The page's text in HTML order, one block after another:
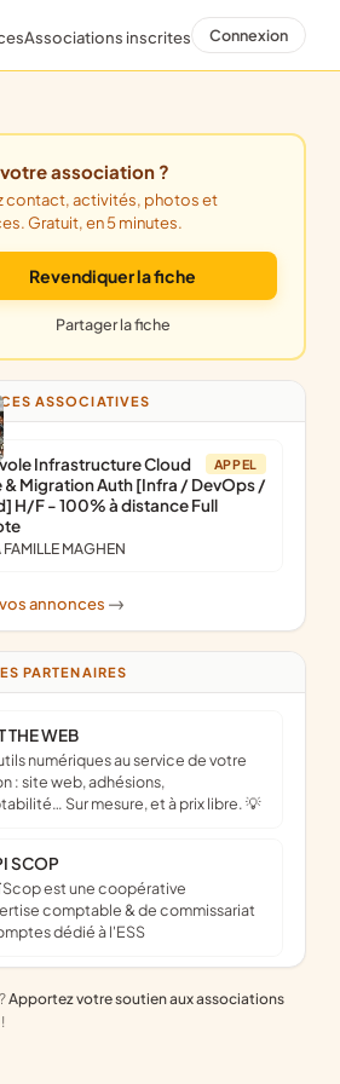
Associations inscrites Connexion
votre association ?
Gratuit, en 5 minutes.
Revendiquer la fiche
Partager la fiche
ASSOCIATIVES
APPEL
Infrastructure Cloud
& Migration Auth [Infra / DevOps /
H/F - 100% à distance Full
FAMILLE MAGHEN
vos annonces ->
PARTENAIRES
THE WEB
: site web, adhésions,
Sur mesure, et à prix libre. 💡
SCOP
comptable & de commissariat
dédié à l'ESS
Apportez votre soutien aux associations
!